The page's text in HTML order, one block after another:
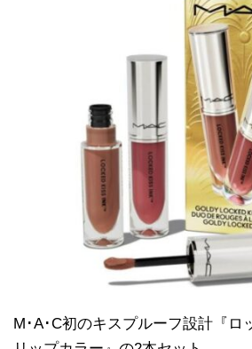
M･A･C初のキスプルーフ設計『ロ